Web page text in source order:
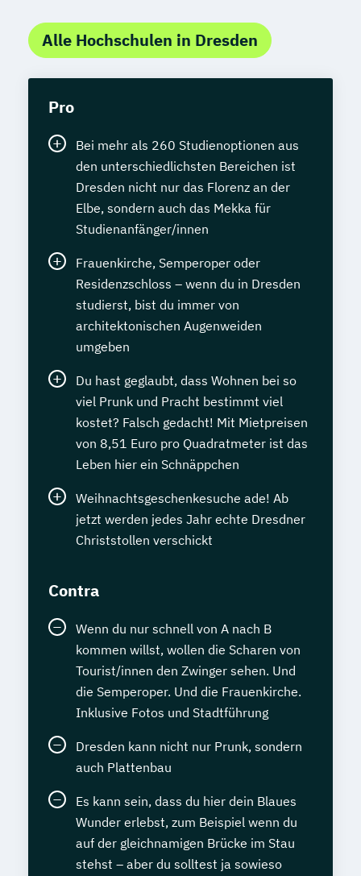
Alle Hochschulen in Dresden
Pro
Bei mehr als 260 Studienoptionen aus
den unterschiedlichsten Bereichen ist
Dresden nicht nur das Florenz an der
Elbe, sondern auch das Mekka für
Studienanfänger/innen
Frauenkirche, Semperoper oder
Residenzschloss – wenn du in Dresden
studierst, bist du immer von
architektonischen Augenweiden
umgeben
Du hast geglaubt, dass Wohnen bei so
viel Prunk und Pracht bestimmt viel
kostet? Falsch gedacht! Mit Mietpreisen
von 8,51 Euro pro Quadratmeter ist das
Leben hier ein Schnäppchen
Weihnachtsgeschenkesuche ade! Ab
jetzt werden jedes Jahr echte Dresdner
Christstollen verschickt
Contra
Wenn du nur schnell von A nach B
kommen willst, wollen die Scharen von
Tourist/innen den Zwinger sehen. Und
die Semperoper. Und die Frauenkirche.
Inklusive Fotos und Stadtführung
Dresden kann nicht nur Prunk, sondern
auch Plattenbau
Es kann sein, dass du hier dein Blaues
Wunder erlebst, zum Beispiel wenn du
auf der gleichnamigen Brücke im Stau
stehst – aber du solltest ja sowieso